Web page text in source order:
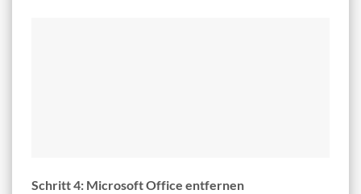
Schritt 4: Microsoft Office entfernen